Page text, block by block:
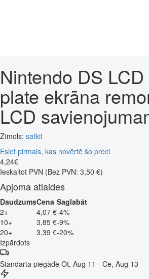
Nintendo DS
plate ekrāna
LCD
Zīmols: satkit
Esiet pirmais, kas novērtē šo preci
4,24€
Ieskaitot PVN (Bez PVN: 3,50 €)
Apjoma atlaides
DaudzumsCena Saglabāt
2+
4,07 €-4%
10+
3,85 €-9%
20+
3,39 €-20%
Izpārdots
Standarta piegāde Ot, Aug 11 - Ce, Aug 13